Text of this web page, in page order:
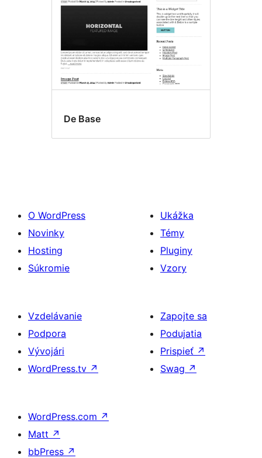
De Base
O WordPress
Novinky
Hosting
Súkromie
Ukážka
Témy
Pluginy
Vzory
Vzdelávanie
Podpora
Vývojári
WordPress.tv ↗
Zapojte sa
Podujatia
Prispieť ↗
Swag ↗
WordPress.com ↗
Matt ↗
bbPress ↗